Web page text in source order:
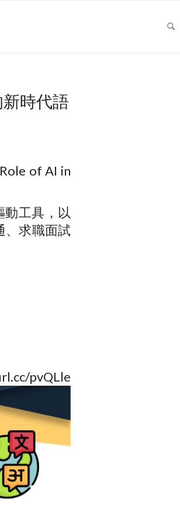
時代語
of AI in
動工具，以
、求職面試
pvQLle